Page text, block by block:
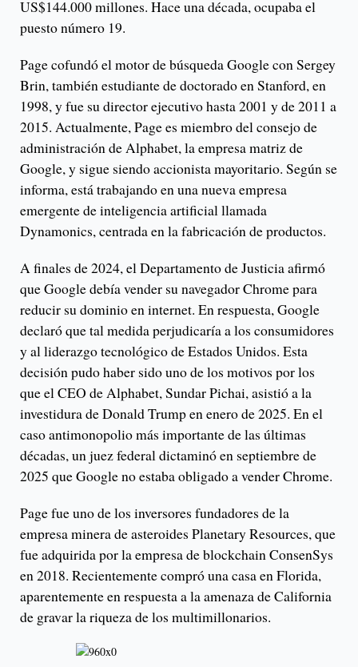
US$144.000 millones. Hace una década, ocupaba el
puesto número 19.
Page cofundó el motor de búsqueda Google con Sergey
Brin, también estudiante de doctorado en Stanford, en
1998, y fue su director ejecutivo hasta 2001 y de 2011 a
2015. Actualmente, Page es miembro del consejo de
administración de Alphabet, la empresa matriz de
Google, y sigue siendo accionista mayoritario. Según se
informa, está trabajando en una nueva empresa
emergente de inteligencia artificial llamada
Dynamonics, centrada en la fabricación de productos.
A finales de 2024, el Departamento de Justicia afirmó
que Google debía vender su navegador Chrome para
reducir su dominio en internet. En respuesta, Google
declaró que tal medida perjudicaría a los consumidores
y al liderazgo tecnológico de Estados Unidos. Esta
decisión pudo haber sido uno de los motivos por los
que el CEO de Alphabet, Sundar Pichai, asistió a la
investidura de Donald Trump en enero de 2025. En el
caso antimonopolio más importante de las últimas
décadas, un juez federal dictaminó en septiembre de
2025 que Google no estaba obligado a vender Chrome.
Page fue uno de los inversores fundadores de la
empresa minera de asteroides Planetary Resources, que
fue adquirida por la empresa de blockchain ConsenSys
en 2018. Recientemente compró una casa en Florida,
aparentemente en respuesta a la amenaza de California
de gravar la riqueza de los multimillonarios.